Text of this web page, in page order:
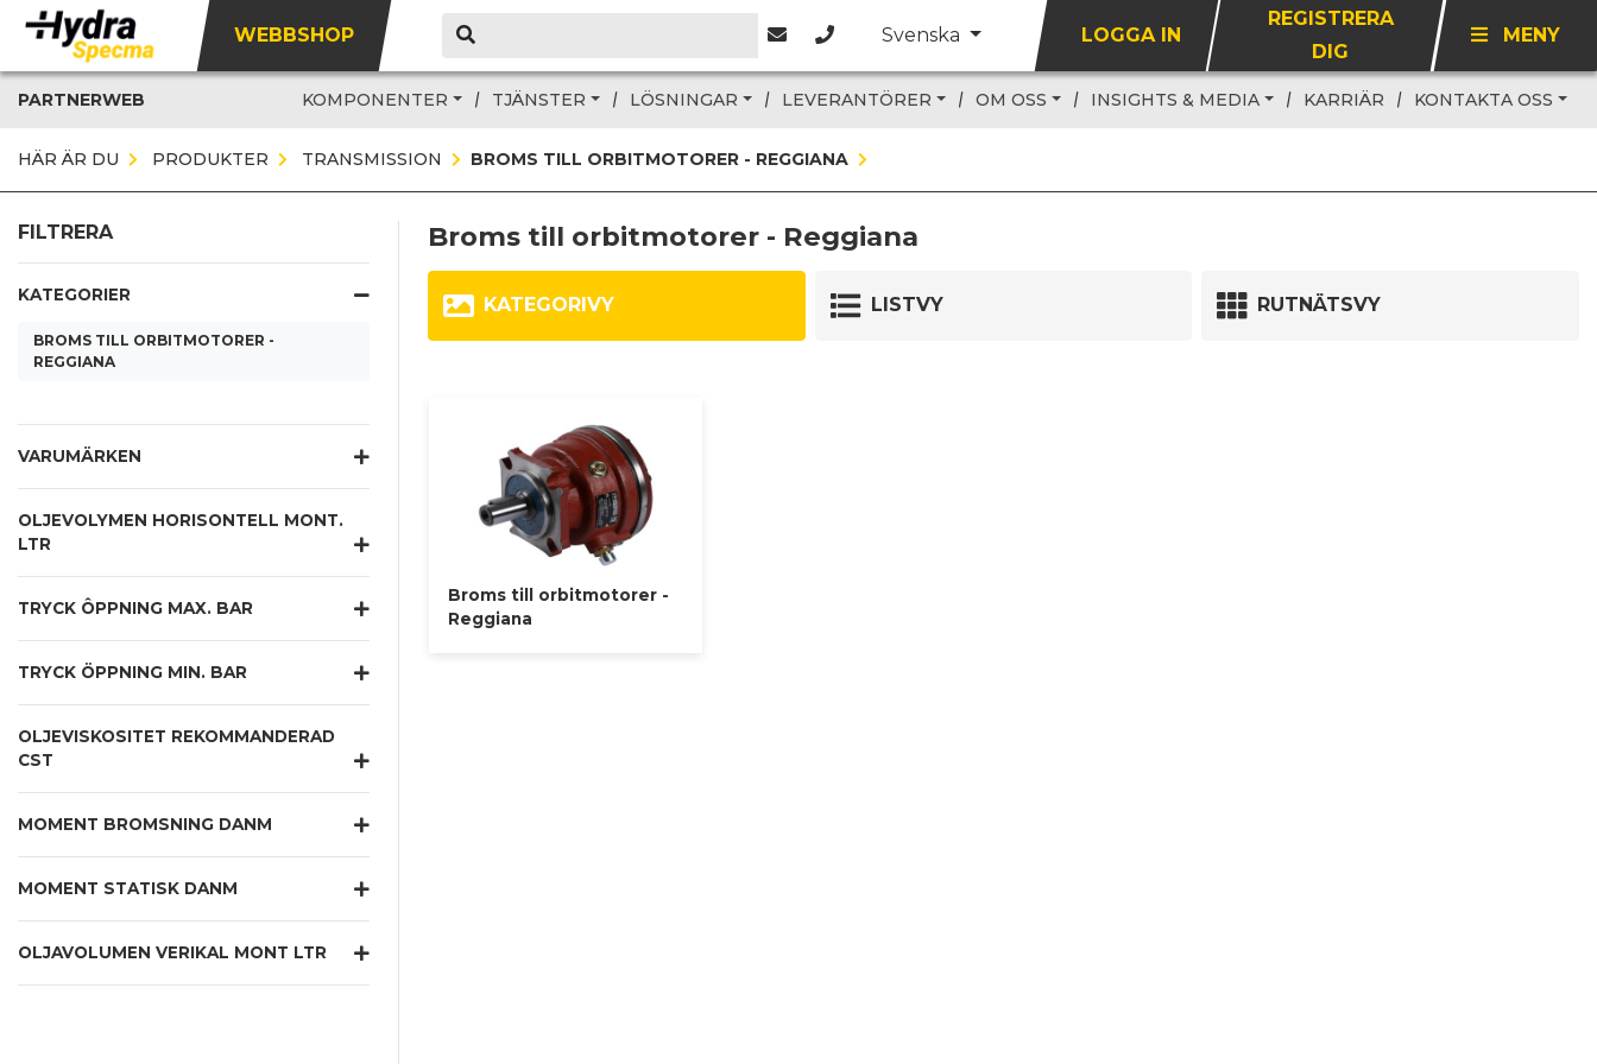
WEBBSHOP Svenska LOGGA IN
REGISTRERA
DIG
MENY
PARTNERWEB KOMPONENTER TJÄNSTER LÖSNINGAR LEVERANTÖRER OM OSS INSIGHTS & MEDIA KARRIÄR KONTAKTA OSS
HÄR ÄR DU PRODUKTER TRANSMISSION BROMS TILL ORBITMOTORER - REGGIANA
FILTRERA
KATEGORIER
BROMS TILL ORBITMOTORER -
REGGIANA
VARUMÄRKEN
OLJEVOLYMEN HORISONTELL MONT.
LTR
TRYCK ÔPPNING MAX. BAR
TRYCK ÖPPNING MIN. BAR
OLJEVISKOSITET REKOMMANDERAD
CST
MOMENT BROMSNING DANM
MOMENT STATISK DANM
OLJAVOLUMEN VERIKAL MONT LTR
Broms till orbitmotorer - Reggiana
KATEGORIVY LISTVY RUTNÄTSVY
Broms till orbitmotorer -
Reggiana